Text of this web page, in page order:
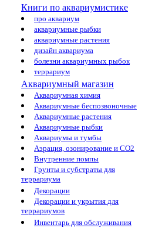
Книги по аквариумистике
про аквариум
аквариумные рыбки
аквариумные растения
дизайн аквариума
болезни аквариумных рыбок
террариум
Аквариумный магазин
Аквариумная химия
Аквариумные беспозвоночные
Аквариумные растения
Аквариумные рыбки
Аквариумы и тумбы
Аэрация, озонирование и CO2
Внутренние помпы
Грунты и субстраты для
террариума
Декорации
Декорации и укрытия для
террариумов
Инвентарь для обслуживания